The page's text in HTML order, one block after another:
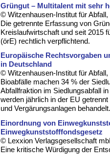
Grüngut – Multitalent mit sehr
© Witzenhausen-Institut für
Die getrennte Erfassung von
Kreislaufwirtschaft und seit 2015
(örE) rechtlich verpflichtend.
Europäische Rechtsvorgaben
in Deutschland
© Witzenhausen-Institut für
Bioabfälle machen 34 % der
Abfallfraktion im Siedlungsabfall
werden jährlich in der EU
und Vergärungsanlagen behandelt.
Einordnung von
Einwegkunststofffondsgesetz
© Lexxion Verlagsgesellschaft
Eine kritische Würdigung der